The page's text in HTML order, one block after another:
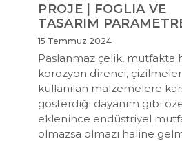
PROJE | FOGLIA VE
TASARIM
15 Temmuz 2024
Paslanmaz çelik, mutfakta
korozyon direnci,
kullanılan malzemelere
gösterdiği dayanım gibi
eklenince endüstriyel
olmazsa olmazı haline